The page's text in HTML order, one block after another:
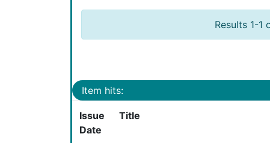
Results 1-1
Item hits:
Issue
Date
Title